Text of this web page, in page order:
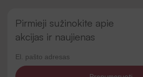
Pirmieji sužinokite apie
akcijas ir naujienas